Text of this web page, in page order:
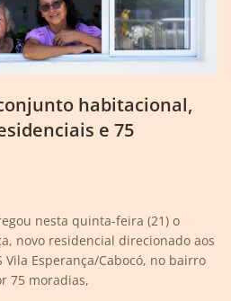
habitacional,
e 75
nesta quinta-feira (21) o
novo residencial direcionado aos
Vila Esperança/Cabocó, no bairro
75 moradias,